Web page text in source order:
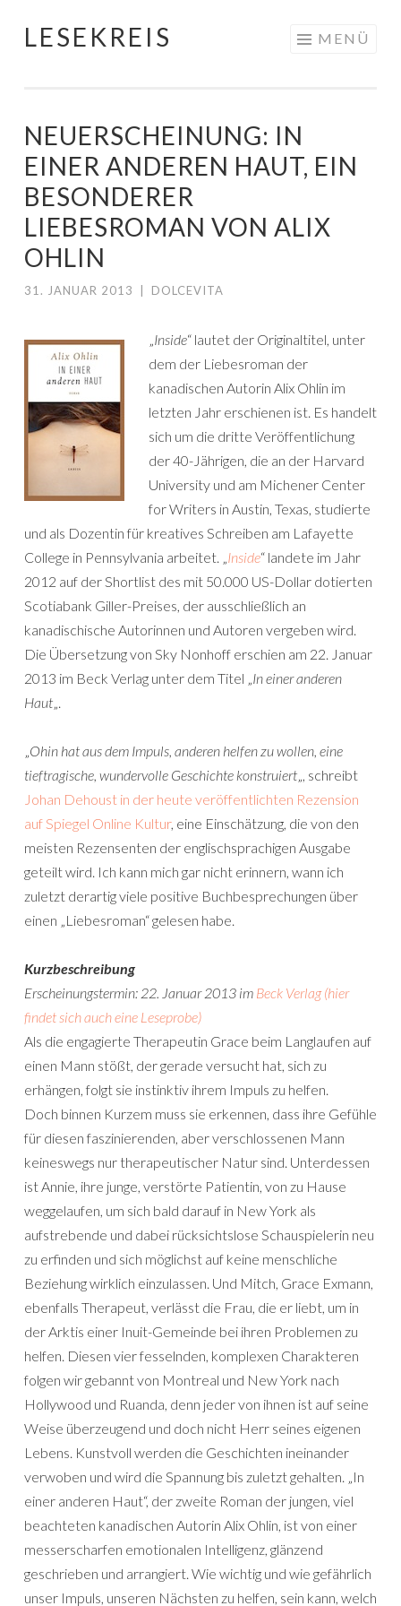
Springe
LESEKREIS MENÜ
NEUERSCHEINUNG: IN
EINER ANDEREN HAUT, EIN
BESONDERER
LIEBESROMAN VON ALIX
OHLIN
31. JANUAR 2013 DOLCEVITA
„Inside“ lautet der Originaltitel, unter
dem der Liebesroman der
kanadischen Autorin Alix Ohlin im
letzten Jahr erschienen ist. Es handelt
sich um die dritte Veröffentlichung
der 40-Jährigen, die an der Harvard
University und am Michener Center
for Writers in Austin, Texas, studierte
und als Dozentin für kreatives Schreiben am Lafayette
College in Pennsylvania arbeitet. „Inside“ landete im Jahr
2012 auf der Shortlist des mit 50.000 US-Dollar dotierten
Scotiabank Giller-Preises, der ausschließlich an
kanadischische Autorinnen und Autoren vergeben wird.
Die Übersetzung von Sky Nonhoff erschien am 22. Januar
2013 im Beck Verlag unter dem Titel „In einer anderen
Haut„.
„Ohin hat aus dem Impuls, anderen helfen zu wollen, eine
tieftragische, wundervolle Geschichte konstruiert„, schreibt
Johan Dehoust in der heute veröffentlichten Rezension
auf Spiegel Online Kultur, eine Einschätzung, die von den
meisten Rezensenten der englischsprachigen Ausgabe
geteilt wird. Ich kann mich gar nicht erinnern, wann ich
zuletzt derartig viele positive Buchbesprechungen über
einen „Liebesroman“ gelesen habe.
Kurzbeschreibung
Erscheinungstermin: 22. Januar 2013 im Beck Verlag (hier
findet sich auch eine Leseprobe)
Als die engagierte Therapeutin Grace beim Langlaufen auf
einen Mann stößt, der gerade versucht hat, sich zu
erhängen, folgt sie instinktiv ihrem Impuls zu helfen.
Doch binnen Kurzem muss sie erkennen, dass ihre Gefühle
für diesen faszinierenden, aber verschlossenen Mann
keineswegs nur therapeutischer Natur sind. Unterdessen
ist Annie, ihre junge, verstörte Patientin, von zu Hause
weggelaufen, um sich bald darauf in New York als
aufstrebende und dabei rücksichtslose Schauspielerin neu
zu erfinden und sich möglichst auf keine menschliche
Beziehung wirklich einzulassen. Und Mitch, Grace Exmann,
ebenfalls Therapeut, verlässt die Frau, die er liebt, um in
der Arktis einer Inuit-Gemeinde bei ihren Problemen zu
helfen. Diesen vier fesselnden, komplexen Charakteren
folgen wir gebannt von Montreal und New York nach
Hollywood und Ruanda, denn jeder von ihnen ist auf seine
Weise überzeugend und doch nicht Herr seines eigenen
Lebens. Kunstvoll werden die Geschichten ineinander
verwoben und wird die Spannung bis zuletzt gehalten. „In
einer anderen Haut“, der zweite Roman der jungen, viel
beachteten kanadischen Autorin Alix Ohlin, ist von einer
messerscharfen emotionalen Intelligenz, glänzend
geschrieben und arrangiert. Wie wichtig und wie gefährlich
unser Impuls, unseren Nächsten zu helfen, sein kann, welch